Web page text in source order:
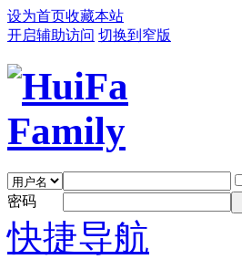
设为首页收藏本站
开启辅助访问 切换到窄版
密码
快捷导航